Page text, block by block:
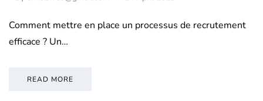
Comment mettre en place un processus de recrutement
efficace ? Un…
READ MORE